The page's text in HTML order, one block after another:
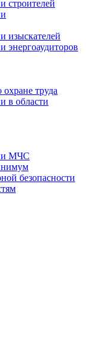
строителей
изыскателей
труда
в области
МЧС
безопасности